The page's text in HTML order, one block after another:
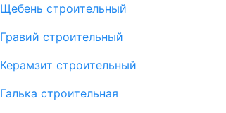
Щебень строительный
Гравий строительный
Керамзит строительный
Галька строительная